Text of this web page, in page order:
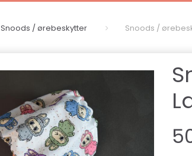
Snoods / ørebeskytter Snoods /